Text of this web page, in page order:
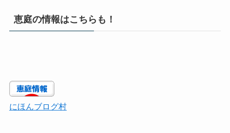
恵庭の情報はこちらも！
にほんブログ村